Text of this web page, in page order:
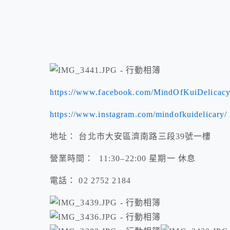
https://www.facebook.com/
https://www.instagram.com/mindofkuidelicary/
地址： 台北市大安區濟南路三段39號一樓
營業時間： 11:30–22:00 星期一 休息
電話： 02 2752 2184